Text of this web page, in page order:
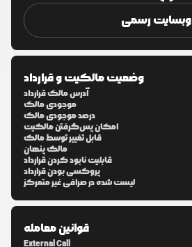
وبسایت رسمی
وضعیت مالکیت و قرارداد
آدرس مالک قرارداد
موجودی مالک
درصد موجودی مالک
امکان پس‌گرفتن مالکیت
قابل تغییر توسط مالک
مالک پنهان
قابلیت نابود کردن قرارداد
پروکسی بودن قرارداد
لیست شده در صرافی غیر متمرکز
قوانین معامله
External Call